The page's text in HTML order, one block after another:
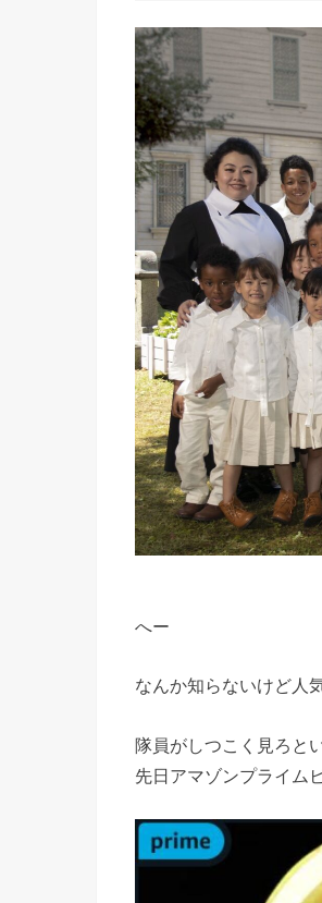
へー
なんか知らないけど人
隊員がしつこく見ろと
先日アマゾンプライム